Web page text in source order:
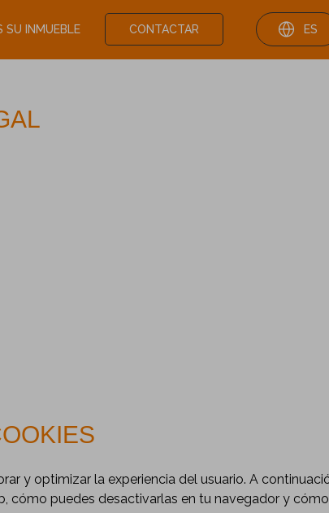
SU INMUEBLE CONTACTAR ES
y optimizar la experiencia del usuario. A
cómo puedes desactivarlas en tu navegador y